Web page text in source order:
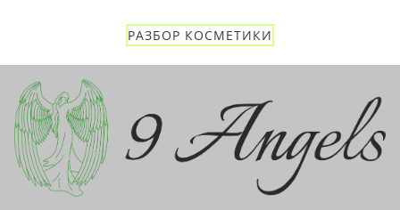
гидрофильное
масло
для
лица
и
глаз
РАЗБОР КОСМЕТИКИ